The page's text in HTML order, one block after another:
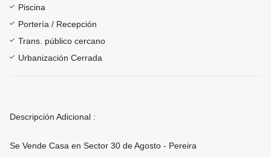
Piscina
Portería / Recepción
Trans. público cercano
Urbanización Cerrada
Descripción Adicional :
Se Vende Casa en Sector 30 de Agosto - Pereira